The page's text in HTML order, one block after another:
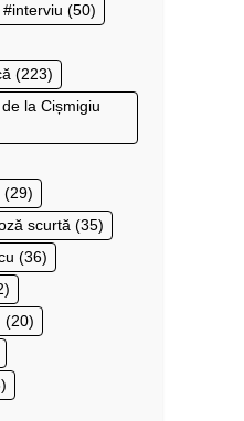
interviu (50)
(223)
la Cișmigiu
(29)
scurtă (35)
(36)
(20)